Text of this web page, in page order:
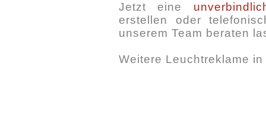
Jetzt eine
erstellen oder
unserem Team beraten
Weitere Leuchtreklame in